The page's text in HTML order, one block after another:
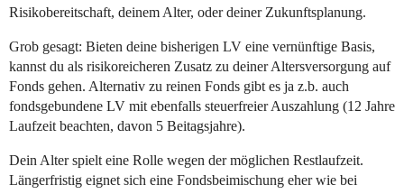
Risikobereitschaft, deinem Alter, oder deiner Zukunftsplanung.
Grob gesagt: Bieten deine bisherigen LV eine vernünftige Basis,
kannst du als risikoreicheren Zusatz zu deiner Altersversorgung auf
Fonds gehen. Alternativ zu reinen Fonds gibt es ja z.b. auch
fondsgebundene LV mit ebenfalls steuerfreier Auszahlung (12 Jahre
Laufzeit beachten, davon 5 Beitagsjahre).
Dein Alter spielt eine Rolle wegen der möglichen Restlaufzeit.
Längerfristig eignet sich eine Fondsbeimischung eher wie bei